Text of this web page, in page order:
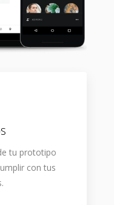
tu prototipo
con tus